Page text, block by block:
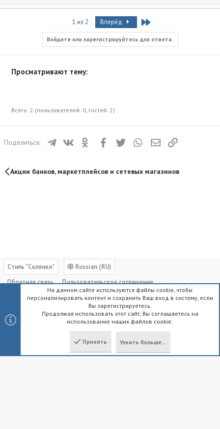
а
1 из 2 Вперёд Last
Войдите или зарегистрируйтесь для ответа.
Просматривают тему:
Всего: 2 (пользователей: 0, гостей: 2)
Поделиться: ТелеграмВКонтактеОдноклассники
FacebookTwitter WhatsAppЭлектронная почта
Акции банков, маркетплейсов и сетевых магазинов
Cтиль "Склянки"
Russian (RU)
Обратная связь
Пользовательское соглашение
Политика конфиденциальности
Помощь Главная
R
S
Community platform by XenForo® © 2010-2023 XenForo Ltd.
XenForo.Info
На данном сайте используются файлы cookie, чтобы
персонализировать контент и сохранить Ваш вход в систему, если
Вы зарегистрируетесь.
Продолжая использовать этот сайт, Вы соглашаетесь на
использование наших файлов cookie.
Принять Узнать больше...